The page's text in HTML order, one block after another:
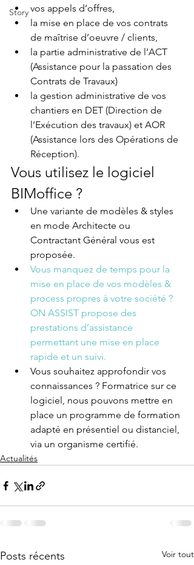
Storyvos appels d’offres,
la mise en place de vos contrats
de maîtrise d’oeuvre / clients,
la partie administrative de l’ACT
(Assistance pour la passation des
Contrats de Travaux)
la gestion administrative de vos
chantiers en DET (Direction de
l’Exécution des travaux) et AOR
(Assistance lors des Opérations de
Réception).
Vous utilisez le logiciel
BIMoffice ?
Une variante de modèles & styles
en mode Architecte ou
Contractant Général vous est
proposée.
Vous manquez de temps pour la
mise en place de vos modèles &
process propres à votre société ?
ON ASSIST propose des
prestations d’assistance
permettant une mise en place
rapide et un suivi.
Vous souhaitez approfondir vos
connaissances ? Formatrice sur ce
logiciel, nous pouvons mettre en
place un programme de formation
adapté en présentiel ou distanciel,
via un organisme certifié.
Actualités
Posts récents Voir tout